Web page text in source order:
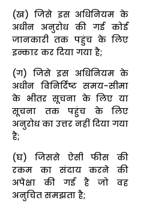
(ख) जिसे इस अधिनियम के
अधीन अनुरोध की गई कोई
जानकारी तक पहुंच के लिए
इन्कार कर दिया गया है;
(ग) जिसे इस अधिनियम के
अधीन विनिर्दिष्ट समय-सीमा
के भीतर सूचना के लिए या
सूचना तक पहुंच के लिए
अनुरोध का उत्तर नहीं दिया गया
है;
(घ) जिससे ऐसी फीस की
रकम का संदाय करने की
अपेक्षा की गई है जो वह
अनुचित समझता है;